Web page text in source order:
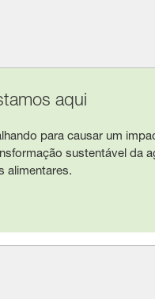
aqui
para causar um
sustentável da
alimentares.